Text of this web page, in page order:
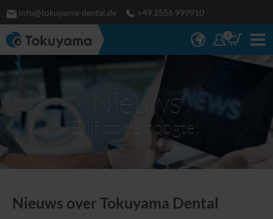
info@tokuyama-dental.de +49 2556 999910
0
Nieuws
Blijf op de hoogte!
Nieuws over Tokuyama Dental